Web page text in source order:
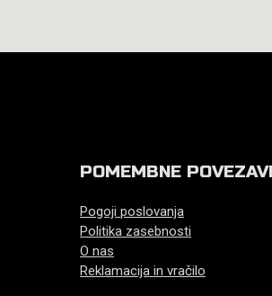
POMEMBNE
Pogoji poslovanja
Politika zasebnosti
O nas
Reklamacija in vračilo